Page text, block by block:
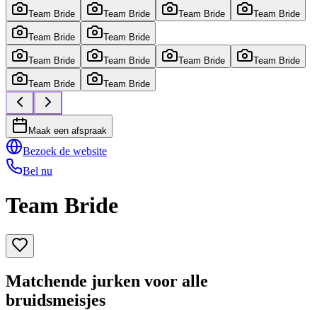
Team Bride Team Bride Team Bride Team Bride
Team Bride Team Bride
Team Bride Team Bride Team Bride Team Bride
Team Bride Team Bride
Maak een afspraak
Bezoek de website
Bel nu
Team Bride
Matchende jurken voor alle
bruidsmeisjes